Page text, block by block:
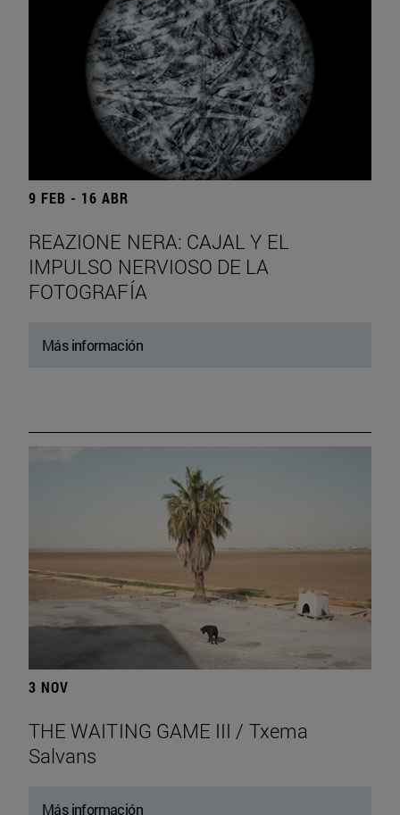
9 FEB - 16 ABR
REAZIONE NERA: CAJAL Y EL
IMPULSO NERVIOSO DE LA
FOTOGRAFÍA
Más información
3 NOV
THE WAITING GAME III / Txema
Salvans
Más información